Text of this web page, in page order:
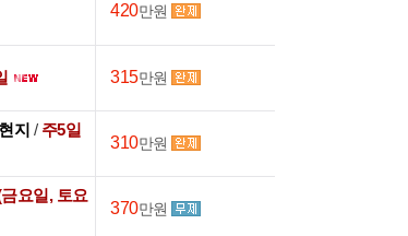
420만원
315만원
지 / 주5일
310만원
요일, 토요
370만원